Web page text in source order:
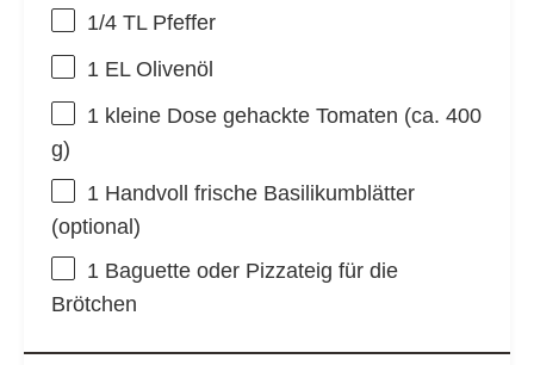
1/4TL Pfeffer
1EL Olivenöl
1kleine Dose gehackte Tomaten (ca. 400
g)
1Handvoll frische Basilikumblätter
(optional)
1Baguette oder Pizzateig für die
Brötchen